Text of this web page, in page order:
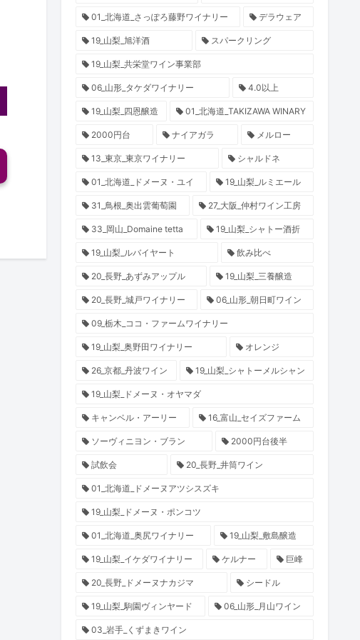
01_北海道_さっぽろ藤野ワイナリー デラウェア
19_山梨_旭洋酒 スパークリング
19_山梨_共栄堂ワイン事業部
06_山形_タケダワイナリー 4.0以上
19_山梨_四恩醸造 01_北海道_TAKIZAWA WINARY
2000円台 ナイアガラ メルロー
13_東京_東京ワイナリー シャルドネ
01_北海道_ドメーヌ・ユイ 19_山梨_ルミエール
31_鳥根_奥出雲葡萄園 27_大阪_仲村ワイン工房
33_岡山_Domaine tetta 19_山梨_シャトー酒折
19_山梨_ルバイヤート 飲み比べ
20_長野_あずみアップル 19_山梨_三養醸造
20_長野_城戸ワイナリー 06_山形_朝日町ワイン
09_栃木_ココ・ファームワイナリー
19_山梨_奥野田ワイナリー オレンジ
26_京都_丹波ワイン 19_山梨_シャトーメルシャン
19_山梨_ドメーヌ・オヤマダ
キャンベル・アーリー 16_富山_セイズファーム
ソーヴィニヨン・ブラン 2000円台後半
試飲会 20_長野_井筒ワイン
01_北海道_ドメーヌアツシスズキ
19_山梨_ドメーヌ・ポンコツ
01_北海道_奥尻ワイナリー 19_山梨_敷島醸造
19_山梨_イケダワイナリー ケルナー 巨峰
20_長野_ドメーヌナカジマ シードル
19_山梨_駒園ヴィンヤード 06_山形_月山ワイン
03_岩手_くずまきワイン